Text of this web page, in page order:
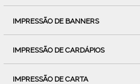
IMPRESSÃO DE BANNERS
IMPRESSÃO DE CARDÁPIOS
IMPRESSÃO DE CARTA